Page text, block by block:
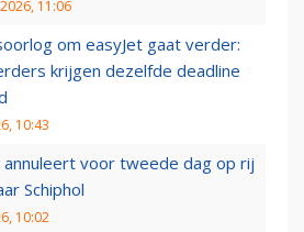
11:06
om easyJet gaat verder:
krijgen dezelfde deadline
10:43
annuleert voor tweede dag op rij
Schiphol
10:02